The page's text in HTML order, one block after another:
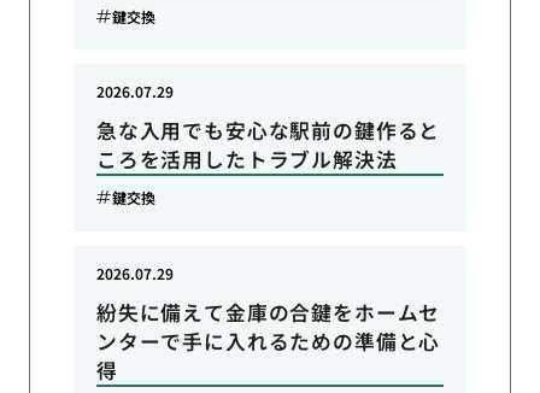
鍵交換
急な入用でも安心な駅前の鍵作ると
ころを活用したトラブル解決法
2026.07.29
鍵交換
紛失に備えて金庫の合鍵をホームセ
ンターで手に入れるための準備と心
得
2026.07.29